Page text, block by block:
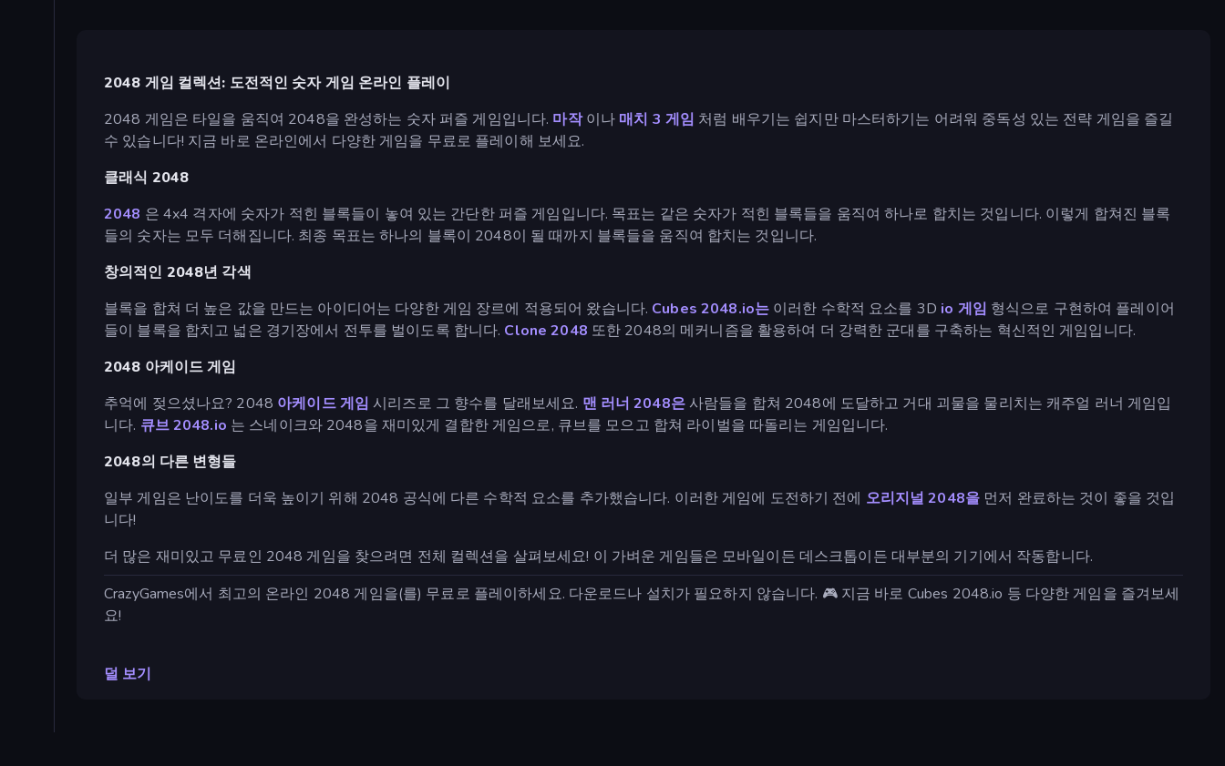
2048 게임 컬렉션: 도전적인 숫자 게임 온라인 플레이
2048 게임은 타일을 움직여 2048을 완성하는 숫자 퍼즐 게임입니다. 마작이나 매치 3 게임 처럼 배우기는 쉽지만 마스터하기는 어려워 중독성 있는 전략 게임을 즐길
수 있습니다! 지금 바로 온라인에서 다양한 게임을 무료로 플레이해 보세요.
클래식 2048
2048 은 4x4 격자에 숫자가 적힌 블록들이 놓여 있는 간단한 퍼즐 게임입니다. 목표는 같은 숫자가 적힌 블록들을 움직여 하나로 합치는 것입니다. 이렇게 합쳐진 블록
들의 숫자는 모두 더해집니다. 최종 목표는 하나의 블록이 2048이 될 때까지 블록들을 움직여 합치는 것입니다.
창의적인 2048년 각색
블록을 합쳐 더 높은 값을 만드는 아이디어는 다양한 게임 장르에 적용되어 왔습니다. Cubes 2048.io는 이러한 수학적 요소를 3D io 게임 형식으로 구현하여 플레이어
들이 블록을 합치고 넓은 경기장에서 전투를 벌이도록 합니다. Clone 2048 또한 2048의 메커니즘을 활용하여 더 강력한 군대를 구축하는 혁신적인 게임입니다.
2048 아케이드 게임
추억에 젖으셨나요? 2048 아케이드 게임 시리즈로 그 향수를 달래보세요. 맨 러너 2048은사람들을 합쳐 2048에 도달하고 거대 괴물을 물리치는 캐주얼 러너 게임입
니다. 큐브 2048.io 는 스네이크와 2048을 재미있게 결합한 게임으로, 큐브를 모으고 합쳐 라이벌을 따돌리는 게임입니다.
2048의 다른 변형들
일부 게임은 난이도를 더욱 높이기 위해 2048 공식에 다른 수학적 요소를 추가했습니다. 이러한 게임에 도전하기 전에 오리지널 2048을 먼저 완료하는 것이 좋을 것입
니다!
더 많은 재미있고 무료인 2048 게임을 찾으려면 전체 컬렉션을 살펴보세요! 이 가벼운 게임들은 모바일이든 데스크톱이든 대부분의 기기에서 작동합니다.
CrazyGames에서 최고의 온라인 2048 게임을(를) 무료로 플레이하세요. 다운로드나 설치가 필요하지 않습니다. 🎮 지금 바로 Cubes 2048.io 등 다양한 게임을 즐겨보세
요!
덜 보기